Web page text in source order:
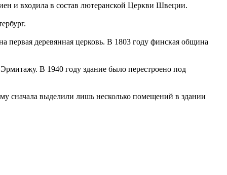
и входила в состав лютеранской Церкви Швеции.
деревянная церковь. В 1803 году финская община
В 1940 году здание было перестроено под
сначала выделили лишь несколько помещений в здании